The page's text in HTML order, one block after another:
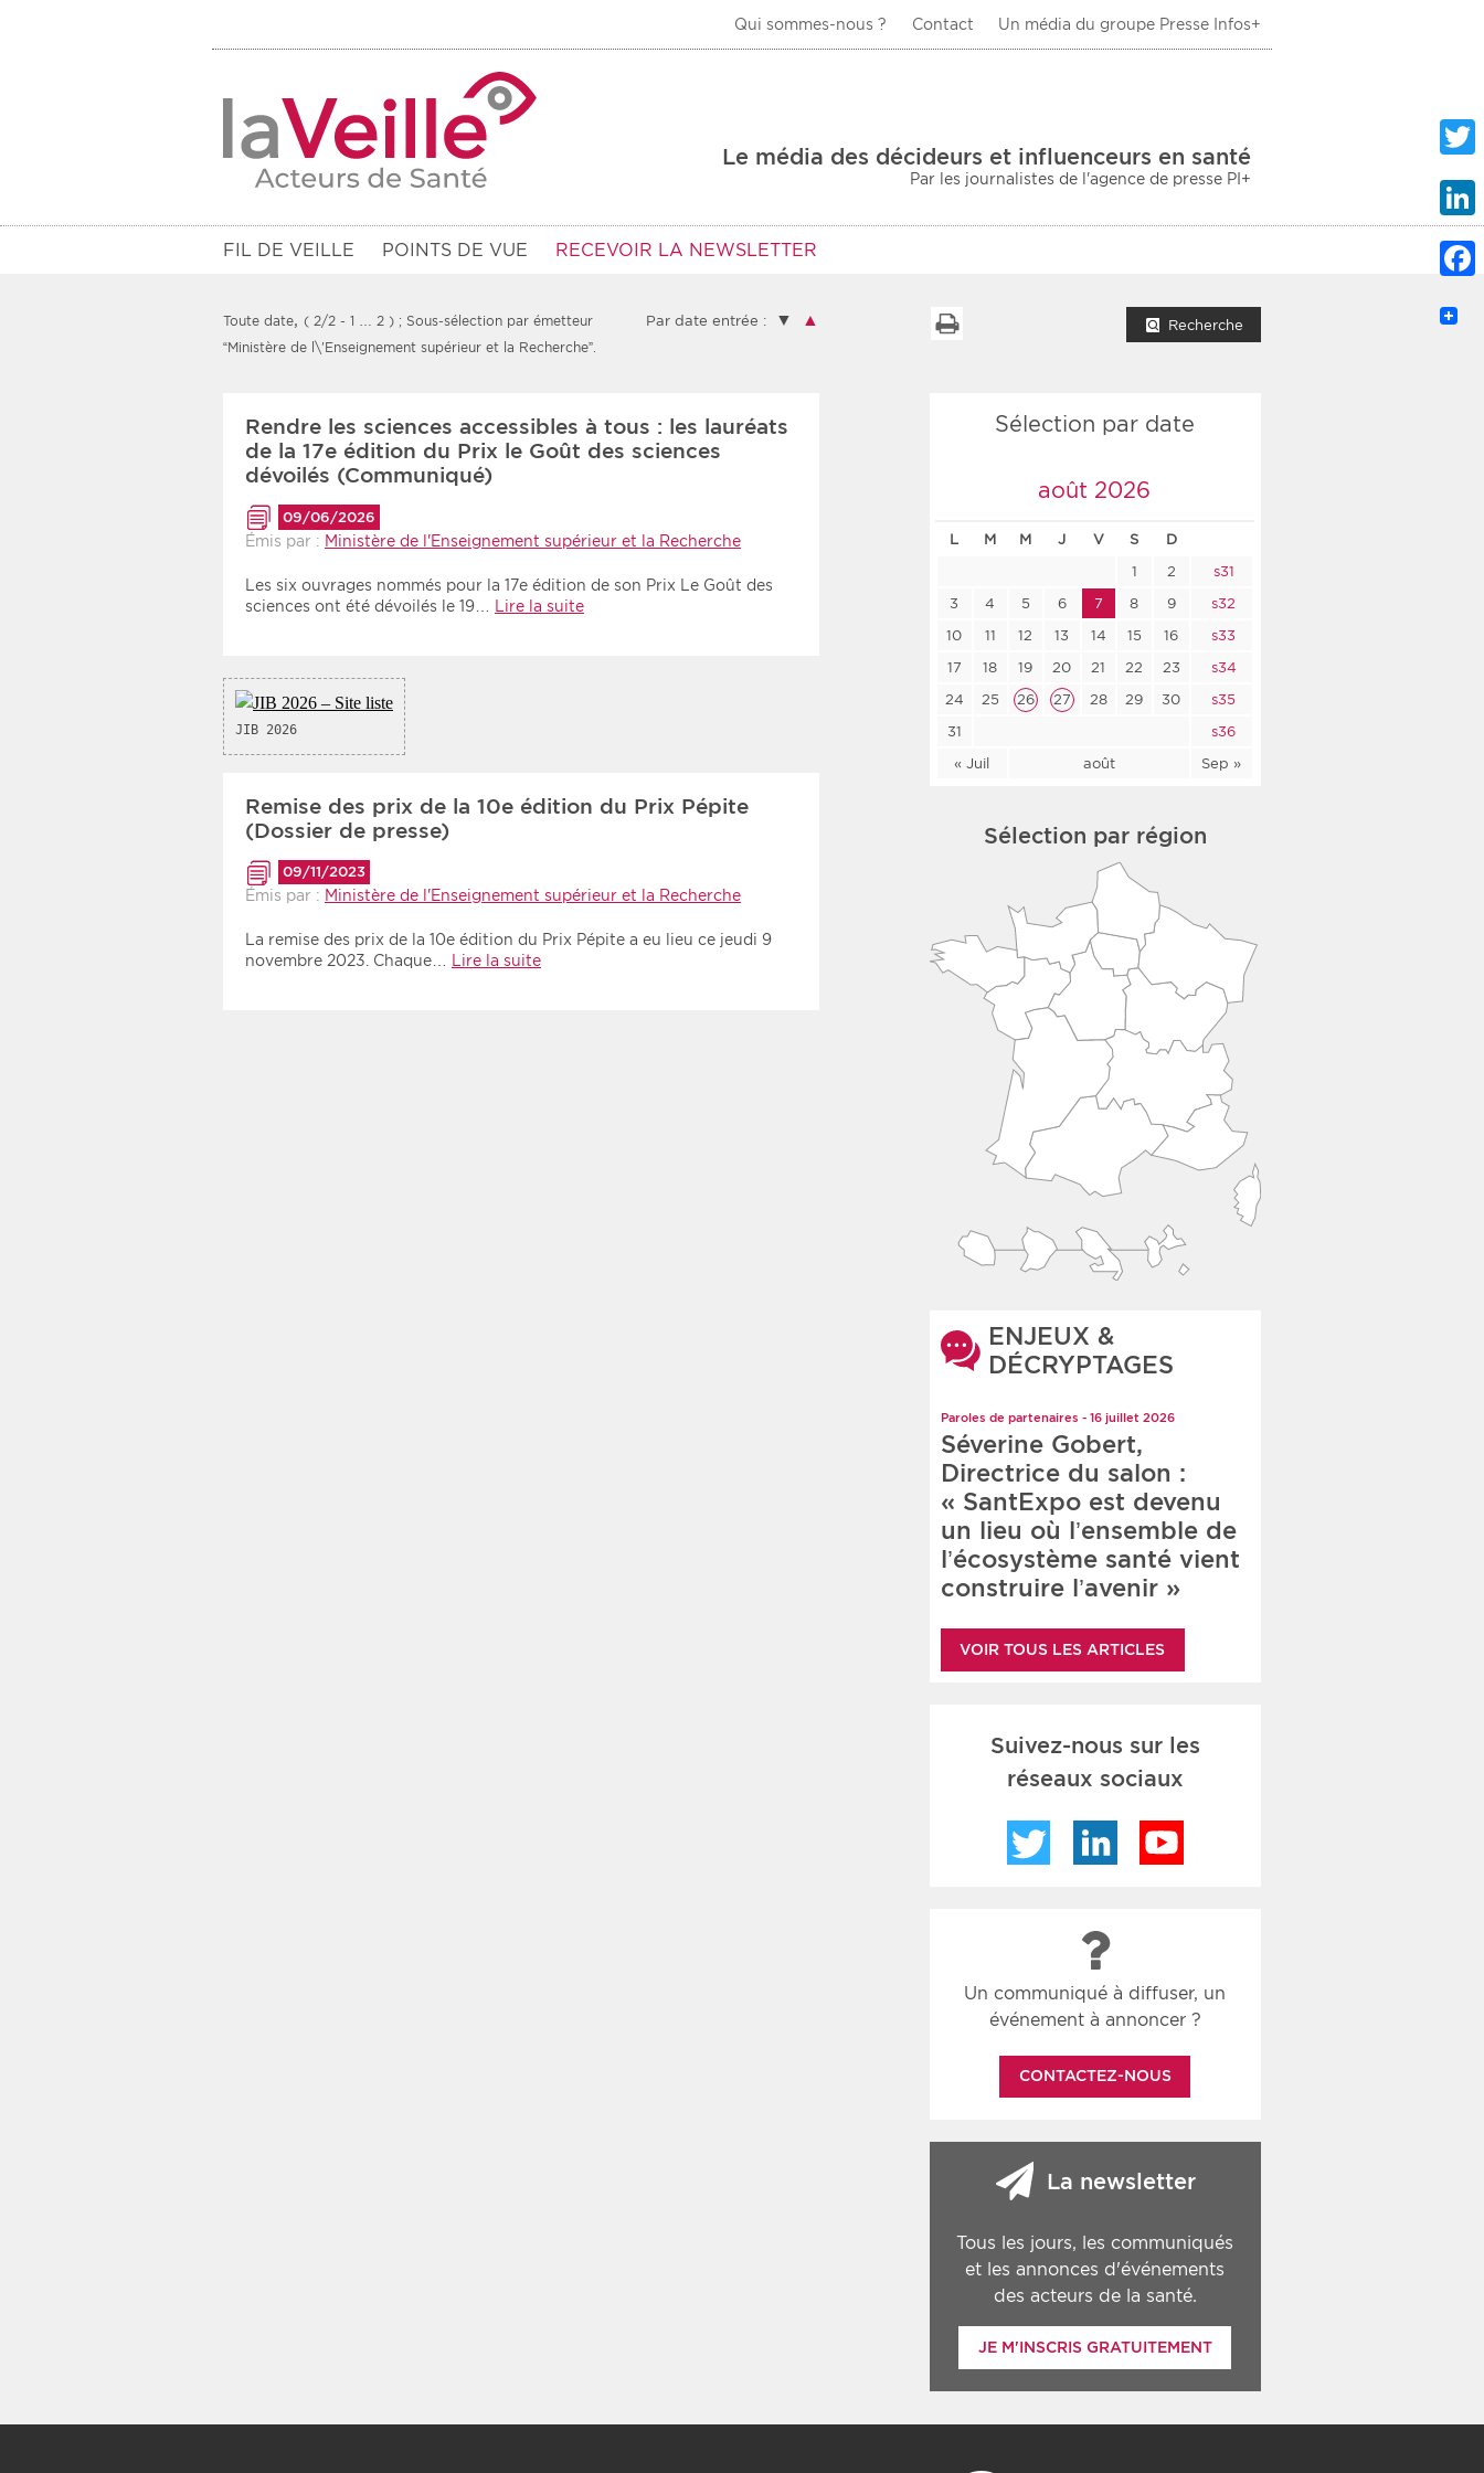
Qui sommes-nous ? Contact Un média du groupe Presse Infos+
Le média des décideurs et influenceurs en santé
Par les journalistes de l'agence de presse PI+
FIL DE VEILLE POINTS DE VUE RECEVOIR LA NEWSLETTER
Rendez-vous des 7 prochains jours
Communiqués des 10 derniers jours
Recherche par mots clés
Rendez-vous
Zone géographique Période
Toute date, ( 2/2 - 1 … 2 ) ; Sous-sélection par émetteur
“Ministère de l\'Enseignement supérieur et la Recherche”.
Par date entrée : ▼ ▲ Recherche
Rendre les sciences accessibles à tous : les lauréats
de la 17e édition du Prix le Goût des sciences
dévoilés (Communiqué)
09/06/2026
Émis par : Ministère de l'Enseignement supérieur et la Recherche
Les six ouvrages nommés pour la 17e édition de son Prix Le Goût des
sciences ont été dévoilés le 19…
Lire la suite
JIB 2026
Remise des prix de la 10e édition du Prix Pépite
(Dossier de presse)
09/11/2023
Émis par : Ministère de l'Enseignement supérieur et la Recherche
La remise des prix de la 10e édition du Prix Pépite a eu lieu ce jeudi 9
novembre 2023. Chaque…
Lire la suite
Sélection par date
août 2026
L M M J V S D
« Juil août Sep »
1 2
s31
3
4 5 6 7 8 9
s32
10
11 12 13 14 15 16
s33
17
18 19 20 21 22 23
s34
24
25 26 27 28 29 30
s35
31
s36
Sélection par région
ENJEUX &
DÉCRYPTAGES
Paroles de partenaires - 16 juillet 2026
Séverine Gobert,
Directrice du salon :
« SantExpo est devenu
un lieu où l’ensemble de
l’écosystème santé vient
construire l’avenir »
VOIR TOUS LES ARTICLES
Suivez-nous sur les
réseaux sociaux
Twitter LinkedIn
Un communiqué à diffuser, un
événement à annoncer ?
CONTACTEZ-NOUS
La newsletter
Tous les jours, les communiqués
et les annonces d'événements
des acteurs de la santé.
JE M'INSCRIS GRATUITEMENT